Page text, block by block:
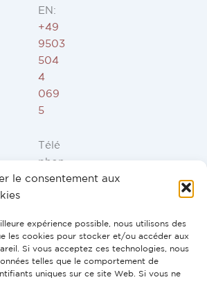
le consentement aux
expérience possible, nous utilisons des
les cookies pour stocker et/ou accéder aux
Si vous acceptez ces technologies, nous
telles que le comportement de
uniques sur ce site Web. Si vous ne
EN:
+49
9503
504
4
069
5
Télé
phon
e ES,
PT:
+34
91
946